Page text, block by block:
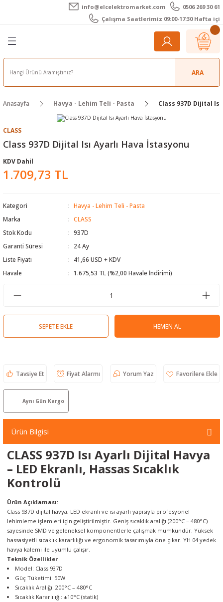
info@elcelektromarket.com
0506 269 30 61
Çalışma Saatlerimiz 09:00-17:30 Hafta içi
Geri Dön
Geri Dön
Cihazı
Cihazları
Geri Dön
Kameralar
Geri Dön
Cihazları
Ölçerler
Cihazları
Geri Dön
Teli - Pasta
Geri Dön
ARA
Anasayfa Havya - Lehim Teli - Pasta Class 937D Dijital
CLASS
Class 937D Dijital Isı Ayarlı Hava İstasyonu
KDV Dahil
1.709,73 TL
Kategori
Havya - Lehim Teli - Pasta
Marka
CLASS
Stok Kodu
937D
Garanti Süresi
24 Ay
Liste Fiyatı
41,66 USD + KDV
Havale
1.675,53 TL (%2,00 Havale İndirimi)
SEPETE EKLE HEMEN AL
Tavsiye Et Fiyat Alarmı Yorum Yaz
Aynı Gün Kargo
Ürün Bilgisi
CLASS 937D Isı Ayarlı Dijital Havya
– LED Ekranlı, Hassas Sıcaklık
Kontrolü
Ürün Açıklaması:
Class 937D dijital havya, LED ekranlı ve ısı ayarlı yapısıyla profesyonel
lehimleme işlemleri için geliştirilmiştir. Geniş sıcaklık aralığı (200°C – 480°C)
sayesinde SMD ve geleneksel komponentlerle çalışmak mümkündür. Yüksek
hassasiyetli sıcaklık kararlılığı ve ergonomik tasarımıyla öne çıkar. YH 04 yedek
havya kalemi ile uyumlu çalışır.
Teknik Özellikler
Model: Class 937D
Güç Tüketimi: 50W
Sıcaklık Aralığı: 200°C – 480°C
Sıcaklık Kararlılığı: ±10°C (statik)